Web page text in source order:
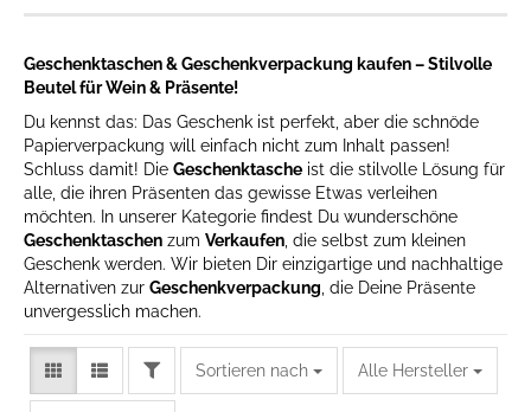
Geschenktaschen & Geschenkverpackung kaufen – Stilvolle
Beutel für Wein & Präsente!
Du kennst das: Das Geschenk ist perfekt, aber die schnöde
Papierverpackung will einfach nicht zum Inhalt passen!
Schluss damit! Die Geschenktasche ist die stilvolle Lösung für
alle, die ihren Präsenten das gewisse Etwas verleihen
möchten. In unserer Kategorie findest Du wunderschöne
Geschenktaschen zum Verkaufen , die selbst zum kleinen
Geschenk werden. Wir bieten Dir einzigartige und nachhaltige
Alternativen zur Geschenkverpackung , die Deine Präsente
unvergesslich machen.
FILTERSortieren nach
Sortieren nach Alle Hersteller